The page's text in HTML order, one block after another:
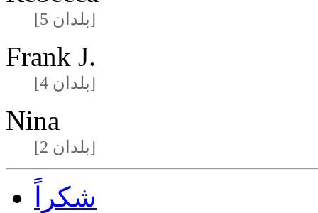
[5 بلدان]
Frank J.
[4 بلدان]
Nina
[2 بلدان]
شكراً